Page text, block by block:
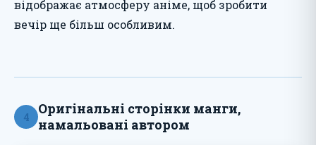
відображає атмосферу аніме, щоб зробити
вечір ще більш особливим.
4
Оригінальні сторінки манги,
намальовані автором